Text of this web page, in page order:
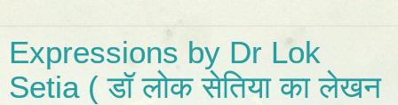
Expressions by Dr Lok
Setia ( डॉ लोक सेतिया का लेखन